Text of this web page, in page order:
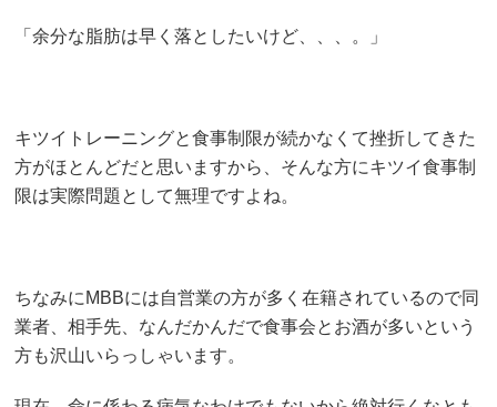
「余分な脂肪は早く落としたいけど、、、。」
キツイトレーニングと食事制限が続かなくて挫折してきた
方がほとんどだと思いますから、そんな方にキツイ食事制
限は実際問題として無理ですよね。
ちなみにMBBには自営業の方が多く在籍されているので同
業者、相手先、なんだかんだで食事会とお酒が多いという
方も沢山いらっしゃいます。